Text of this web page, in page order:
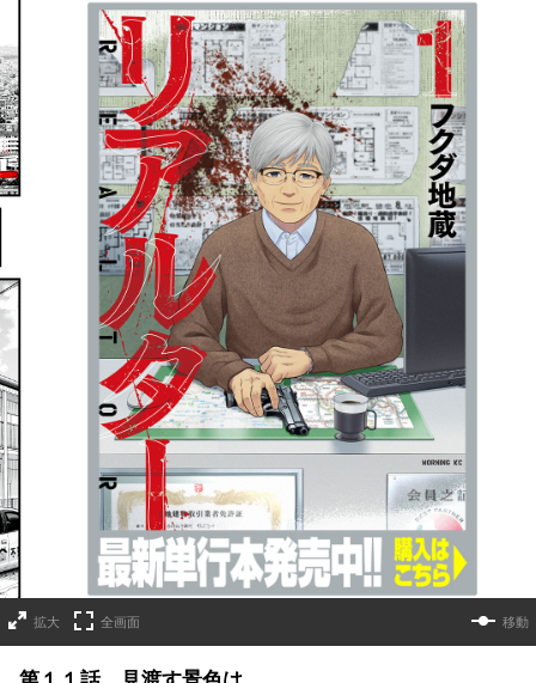
詳細ページへのリンク
拡大 全画面 移動